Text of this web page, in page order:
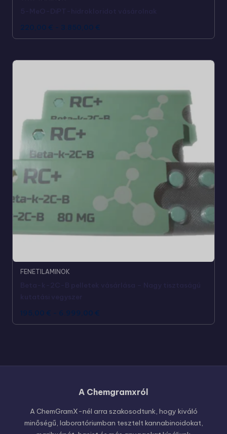
220,00 € - 3.850,00 €
FENETILAMINOK
195,00 € - 6.999,00 €
A Chemgramxról
A ChemGramX-nél arra szakosodtunk, hogy kiváló
minőségű, laboratóriumban tesztelt kannabinoidokat,
Czech
Polish
Russian